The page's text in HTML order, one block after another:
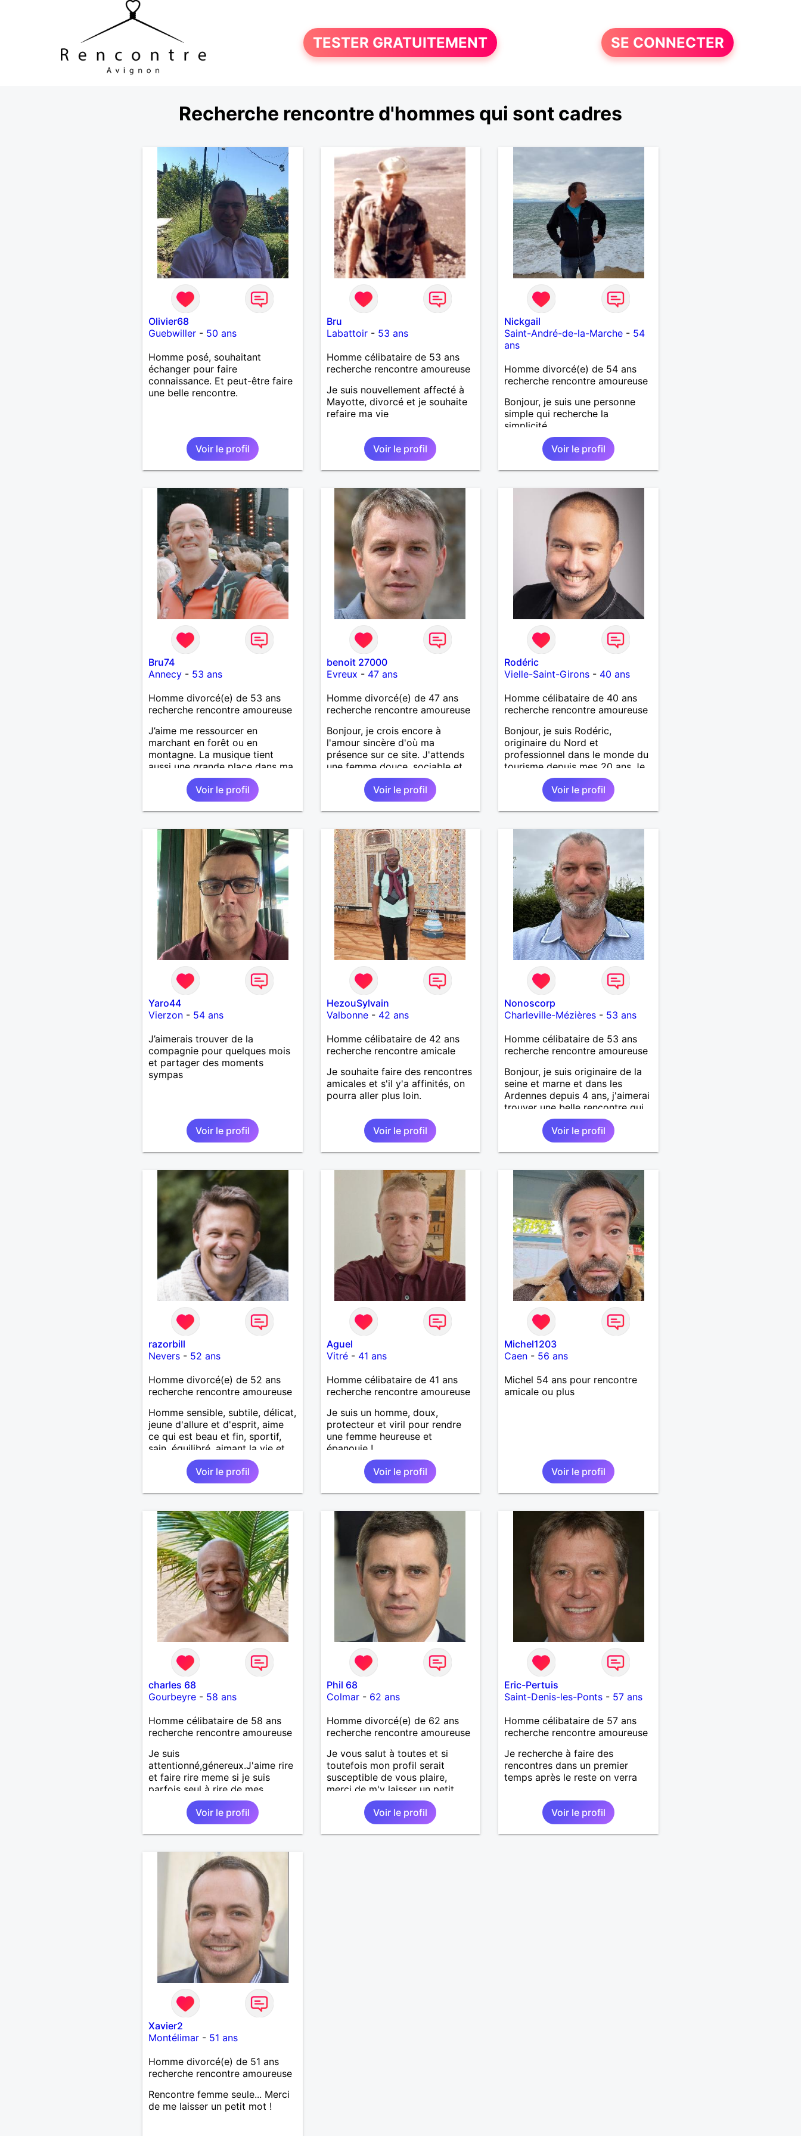
TESTER GRATUITEMENT SE CONNECTER
Recherche rencontre d'hommes qui sont cadres
Olivier68
Guebwiller- 50 ans
Homme posé, souhaitant
échanger pour faire
connaissance. Et peut-être faire
une belle rencontre.
Voir le profil
Bru
Labattoir- 53 ans
Homme célibataire de 53 ans
recherche rencontre amoureuse
Je suis nouvellement affecté à
Mayotte, divorcé et je souhaite
refaire ma vie
Voir le profil
Nickgail
Saint-André-de-la-Marche - 54
ans
Homme divorcé(e) de 54 ans
recherche rencontre amoureuse
Bonjour, je suis une personne
simple qui recherche la
simplicité.
Voir le profil
Bru74
Annecy- 53 ans
Homme divorcé(e) de 53 ans
recherche rencontre amoureuse
J’aime me ressourcer en
marchant en forêt ou en
montagne. La musique tient
aussi une grande place dans ma
vie : j’adore aller à des concerts
ou à des festivals. Voyager et
découvrir de nouvelles cultures,
c’est ce qui m’inspire le plus.
avec qui partager ces moments
simples et sincères.
Voir le profil
benoit 27000
Evreux - 47 ans
Homme divorcé(e) de 47 ans
recherche rencontre amoureuse
Bonjour, je crois encore à
l'amour sincère d'où ma
présence sur ce site. J'attends
une femme douce, sociable et
ouverte d'esprit qui apprécie les
sorties diverses.Voir le profil
Rodéric
Vielle-Saint-Girons - 40 ans
Homme célibataire de 40 ans
recherche rencontre amoureuse
Bonjour, je suis Rodéric,
originaire du Nord et
professionnel dans le monde du
tourisme depuis mes 20 ans Je
suis arrivée dans les landes en
début d'année pour un nouveau
job A la recherche d'une
personne avec qui découvrir,
;) Je suis quelqu'un d'humain,
sociable avec une pointe de
taquinerie ;) Au plaisir :)
Voir le profil
Yaro44
Vierzon- 54 ans
J’aimerais trouver de la
compagnie pour quelques mois
et partager des moments
sympas
Voir le profil
HezouSylvain
Valbonne- 42 ans
Homme célibataire de 42 ans
recherche rencontre amicale
Je souhaite faire des rencontres
amicales et s'il y'a affinités, on
pourra aller plus loin.
Voir le profil
Nonoscorp
Charleville-Mézières - 53 ans
Homme célibataire de 53 ans
recherche rencontre amoureuse
Bonjour, je suis originaire de la
seine et marne et dans les
Ardennes depuis 4 ans, j'aimerai
trouver une belle rencontre qui
me ferai découvrir cette belle
région sur mon temps libre, je
recherche quelqu'un de simple
et sincère, une bonne complicité
ravirait.. alors si l'envie de me
découvrir vous en dit, je vous
dis à bientôt.
Voir le profil
razorbill
Nevers- 52 ans
Homme divorcé(e) de 52 ans
recherche rencontre amoureuse
Homme sensible, subtile, délicat,
jeune d'allure et d'esprit, aime
ce qui est beau et fin, sportif,
sain, équilibré, aimant la vie et
l'humour, ne se prend pas au
sérieux, simple, tendre, stable,
cherche femme sensuelle,
intelligente et gaie.
Voir le profil
Aguel
Vitré- 41 ans
Homme célibataire de 41 ans
recherche rencontre amoureuse
Je suis un homme, doux,
protecteur et viril pour rendre
une femme heureuse et
épanouie !
Voir le profil
Michel1203
Caen - 56 ans
Michel 54 ans pour rencontre
amicale ou plus
Voir le profil
charles 68
Gourbeyre- 58 ans
Homme célibataire de 58 ans
recherche rencontre amoureuse
Je suis
attentionné,génereux.J'aime rire
et faire rire meme si je suis
parfois seul à rire de mes
Voir le profil
Phil 68
Colmar- 62 ans
Homme divorcé(e) de 62 ans
recherche rencontre amoureuse
Je vous salut à toutes et si
toutefois mon profil serait
susceptible de vous plaire,
merci de m'y laisser un petit
mot et je vous répondrais sans
détour ! Un petit effort et c'est
Voir le profil
Eric-Pertuis
Saint-Denis-les-Ponts - 57 ans
Homme célibataire de 57 ans
recherche rencontre amoureuse
Je recherche à faire des
rencontres dans un premier
temps après le reste on verra
Voir le profil
Xavier2
Montélimar- 51 ans
Homme divorcé(e) de 51 ans
recherche rencontre amoureuse
Rencontre femme seule... Merci
de me laisser un petit mot !